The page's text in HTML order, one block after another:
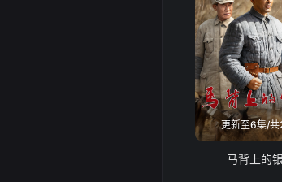
更新至6集/
马背上的